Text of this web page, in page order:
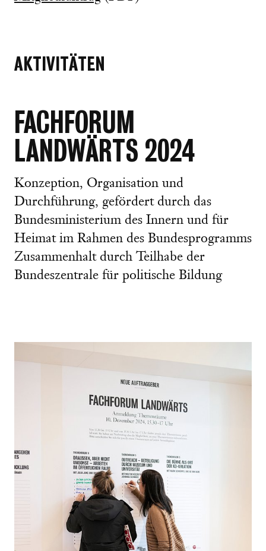
AKTIVITÄTEN
FACHFORUM
LANDWÄRTS 2024
Konzeption, Organisation und
Durchführung, gefördert durch das
Bundesministerium des Innern und für
Heimat im Rahmen des Bundesprogramms
Zusammenhalt durch Teilhabe der
Bundeszentrale für politische Bildung